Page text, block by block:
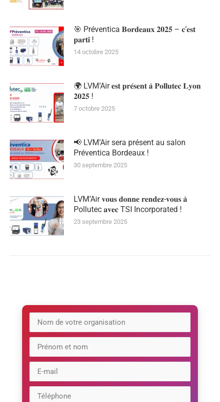
🎯 Préventica 𝐁𝐨𝐫𝐝𝐞𝐚𝐮𝐱 𝟐𝟎𝟐𝟓 – 𝐜’𝐞𝐬𝐭
𝐩𝐚𝐫𝐭𝐢 !
14 octobre 2025
🌍 LVM’Air 𝐞𝐬𝐭 𝐩𝐫𝐞́𝐬𝐞𝐧𝐭 𝐚̀ 𝐏𝐨𝐥𝐥𝐮𝐭𝐞𝐜 𝐋𝐲𝐨𝐧
𝟐𝟎𝟐𝟓 !
7 octobre 2025
📢 LVM’Air sera présent au salon
Préventica Bordeaux !
30 septembre 2025
LVM’Air 𝐯𝐨𝐮𝐬 𝐝𝐨𝐧𝐧𝐞 𝐫𝐞𝐧𝐝𝐞𝐳-𝐯𝐨𝐮𝐬 𝐚̀
Pollutec 𝐚𝐯𝐞𝐜 TSI Incorporated !
23 septembre 2025